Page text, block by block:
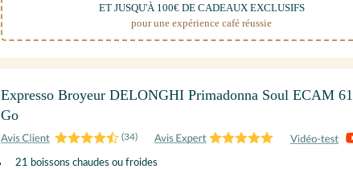
ET JUSQU'À 100€ DE CADEAUX EXCLUSIFS
pour une expérience café réussie
Expresso Broyeur DELONGHI Primadonna Soul ECAM
Go
(34)
21 boissons chaudes ou froides